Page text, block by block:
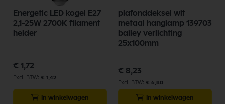
Energetic LED kogel E27
2,1-25W 2700K filament
helder
€ 1,72
€ 1,42
In winkelwagen
plafonddeksel wit
metaal hanglamp 139703
bailey verlichting
25x100mm
€ 8,23
€ 6,80
In winkelwagen